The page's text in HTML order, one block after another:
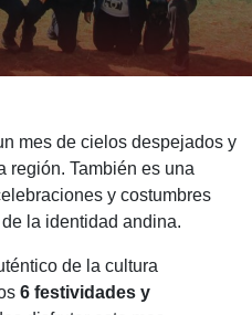
mes de cielos despejados y
región. También es una
y costumbres
la identidad andina.
de la cultura
6 festividades y